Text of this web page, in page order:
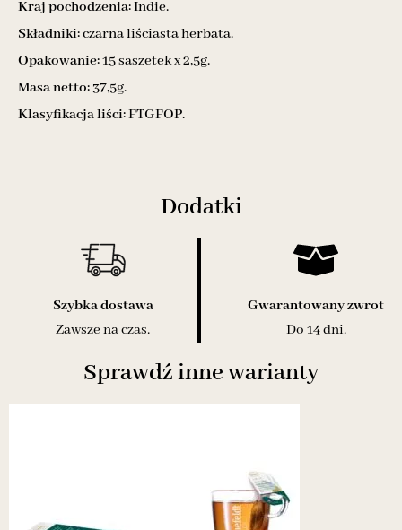
Kraj pochodzenia:Indie.
Składniki:czarna liściasta herbata.
Opakowanie:15 saszetek x 2,5g.
Masa netto:37,5g.
Klasyfikacja liści:FTGFOP.
Dodatki
Szybka dostawa
Zawsze na czas.
Gwarantowany zwrot
Do 14 dni.
Sprawdź inne warianty